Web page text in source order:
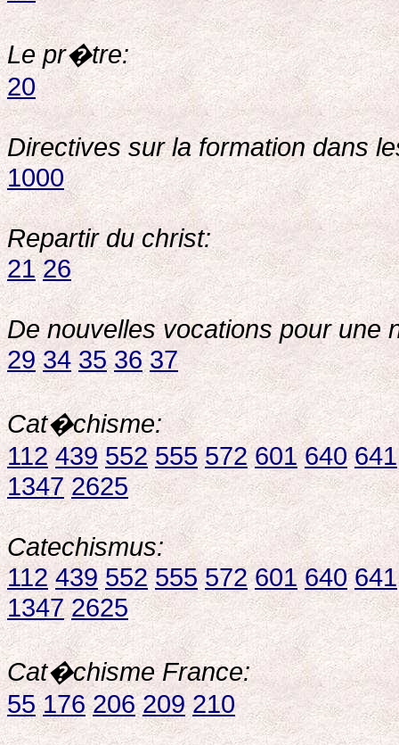
Le pr�tre:
20
Directives sur la formation dans
1000
Repartir du christ:
21 26
De nouvelles vocations pour une
29 34 35 36 37
Cat�chisme:
112 439 552 555 572 601 640 641
1347 2625
Catechismus:
112 439 552 555 572 601 640 641
1347 2625
Cat�chisme France:
55 176 206 209 210